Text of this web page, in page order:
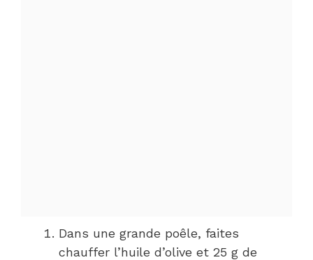
Dans une grande poêle, faites
chauffer l’huile d’olive et 25 g de